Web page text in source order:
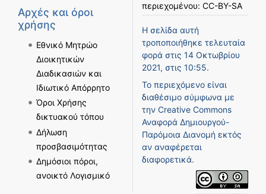
Αρχές και όροι
χρήσης
Εθνικό Μητρώο
Διοικητικών
Διαδικασιών και
Ιδιωτικό Απόρρητο
Όροι Χρήσης
δικτυακού τόπου
Δήλωση
προσβασιμότητας
Δημόσιοι πόροι,
ανοικτό Λογισμικό
περιεχομένου: CC-BY-SA
Η σελίδα αυτή
τροποποιήθηκε τελευταία
φορά στις 14 Οκτωβρίου
2021, στις 10:55.
Το περιεχόμενο είναι
διαθέσιμο σύμφωνα με
την Creative Commons
Αναφορά Δημιουργού-
Παρόμοια Διανομή εκτός
αν αναφέρεται
διαφορετικά.